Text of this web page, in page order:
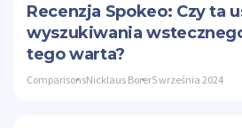
Recenzja Spokeo: Czy ta
wyszukiwania
tego warta?
ComparisonsNicklaus Borer5 września 2024